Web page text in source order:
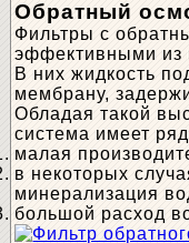
Обратный
Фильтры с
эффективными из
В них жидкость
мембрану,
Обладая такой
система имеет
малая
в некоторых
минерализация
большой расход